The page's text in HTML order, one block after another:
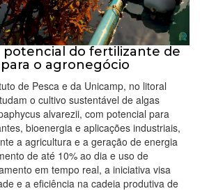
potencial do fertilizante de
o agronegócio
de Pesca e da Unicamp, no litoral
o cultivo sustentável de algas
alvarezii, com potencial para
bioenergia e aplicações industriais,
a agricultura e a geração de energia
de até 10% ao dia e uso de
em tempo real, a iniciativa visa
e a eficiência na cadeia produtiva de